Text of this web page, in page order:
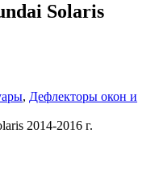
Solaris
, Дефлекторы окон и
2014-2016 г.